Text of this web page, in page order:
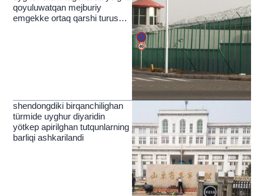
qoyuluwatqan mejburiy
emgekke ortaq qarshi turushi
shendongdiki birqanchilighan
türmide uyghur diyaridin
yötkep apirilghan tutqunlarning
barliqi ashkarilandi